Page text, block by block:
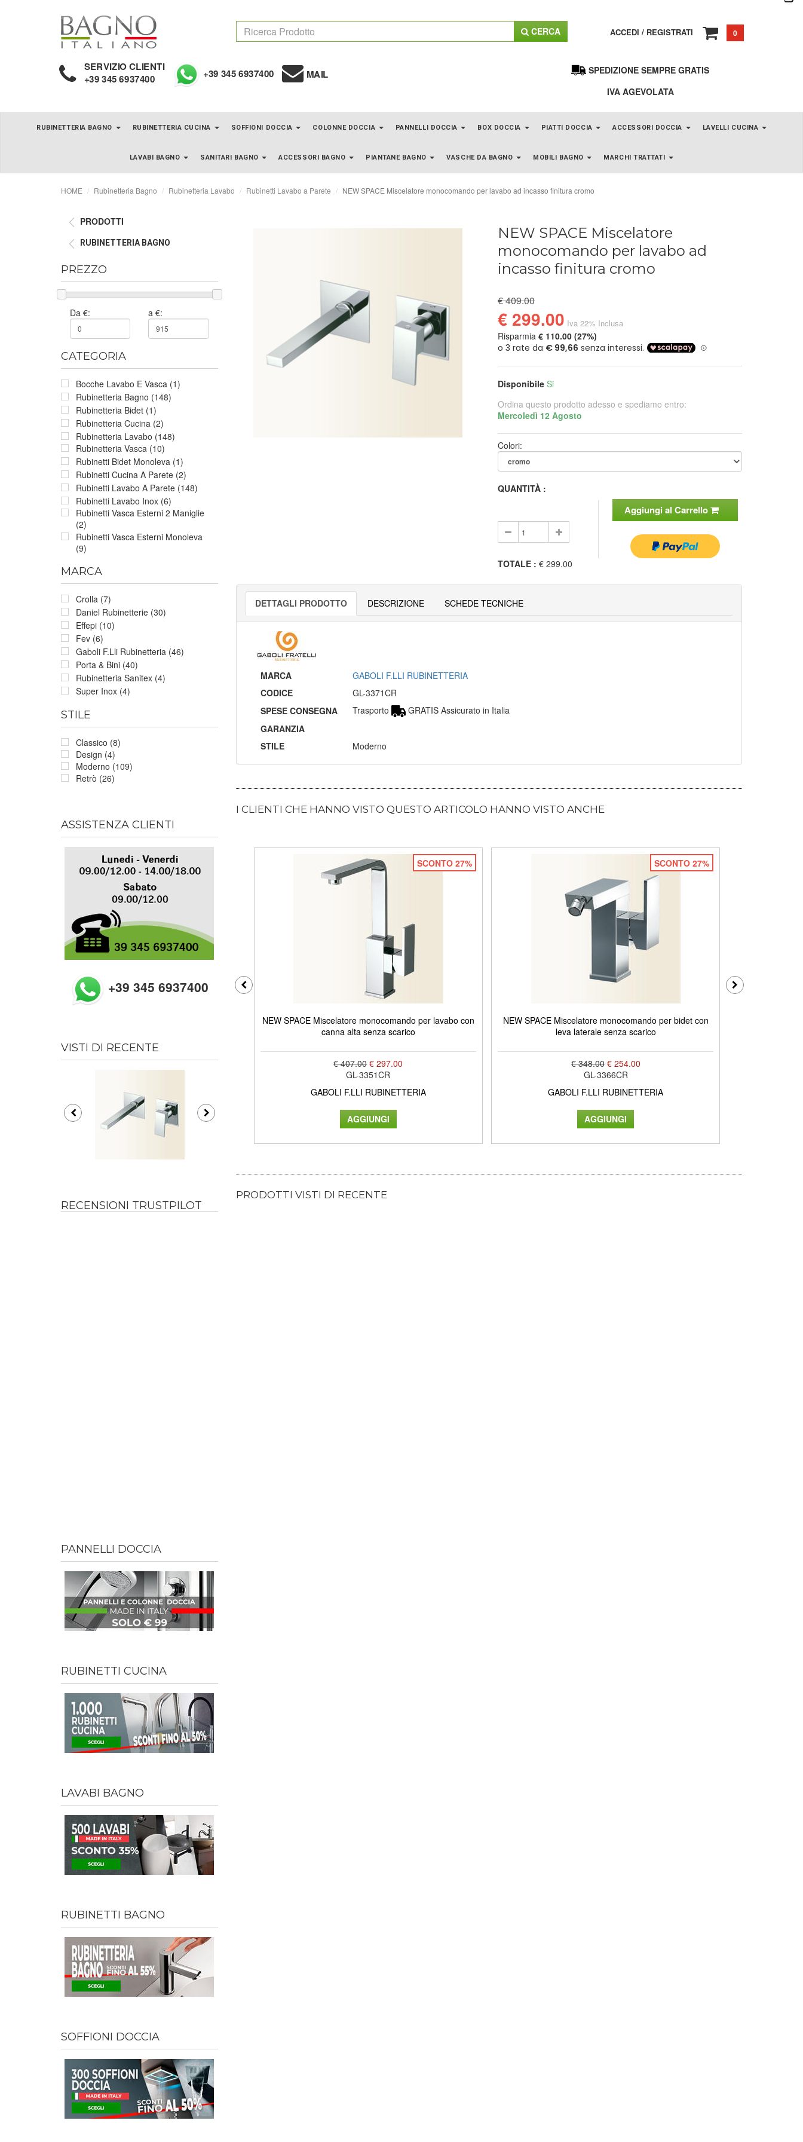
CERCA ACCEDI / REGISTRATI 0
SERVIZIO CLIENTI
+39 345 6937400 +39 345 6937400 MAIL
SPEDIZIONE SEMPRE GRATIS
IVA AGEVOLATA
RUBINETTERIA BAGNO RUBINETTERIA CUCINA SOFFIONI DOCCIA COLONNE DOCCIA PANNELLI DOCCIA BOX DOCCIA PIATTI DOCCIA ACCESSORI DOCCIA LAVELLI CUCINA
LAVABI BAGNO SANITARI BAGNO ACCESSORI BAGNO PIANTANE BAGNO VASCHE DA BAGNO MOBILI BAGNO MARCHI TRATTATI
HOME Rubinetteria Bagno Rubinetteria Lavabo Rubinetti Lavabo a Parete NEW SPACE Miscelatore monocomando per lavabo ad incasso finitura cromo
PRODOTTI
RUBINETTERIA BAGNO
PREZZO
Da €: a €:
CATEGORIA
Bocche Lavabo E Vasca (1)
Rubinetteria Bagno (148)
Rubinetteria Bidet (1)
Rubinetteria Cucina (2)
Rubinetteria Lavabo (148)
Rubinetteria Vasca (10)
Rubinetti Bidet Monoleva (1)
Rubinetti Cucina A Parete (2)
Rubinetti Lavabo A Parete (148)
Rubinetti Lavabo Inox (6)
Rubinetti Vasca Esterni 2 Maniglie
(2)
Rubinetti Vasca Esterni Monoleva
(9)
MARCA
Crolla (7)
Daniel Rubinetterie (30)
Effepi (10)
Fev (6)
Gaboli F.Lli Rubinetteria (46)
Porta & Bini (40)
Rubinetteria Sanitex (4)
Super Inox (4)
STILE
Classico (8)
Design (4)
Moderno (109)
Retrò (26)
ASSISTENZA CLIENTI
+39 345 6937400
VISTI DI RECENTE
RECENSIONI TRUSTPILOT
PANNELLI DOCCIA
RUBINETTI CUCINA
LAVABI BAGNO
RUBINETTI BAGNO
SOFFIONI DOCCIA
NEW SPACE Miscelatore
monocomando per lavabo ad
incasso finitura cromo
€ 409.00
€ 299.00 Iva 22% Inclusa
Risparmia€ 110.00 (27%)
Disponibile Si
Ordina questo prodotto adesso e spediamo entro:
Mercoledì 12 Agosto
Colori:
QUANTITÀ :
Aggiungi al Carrello
TOTALE : € 299.00
DETTAGLI PRODOTTO DESCRIZIONE SCHEDE TECNICHE
MARCA
GABOLI F.LLI RUBINETTERIA
CODICE
GL-3371CR
SPESE CONSEGNA
Trasporto
GRATIS Assicurato in Italia
GARANZIA
STILE
Moderno
I CLIENTI CHE HANNO VISTO QUESTO ARTICOLO HANNO VISTO ANCHE
SCONTO 27%
NEW SPACE Miscelatore monocomando per lavabo con
canna alta senza scarico
€ 407.00 € 297.00
GL-3351CR
GABOLI F.LLI RUBINETTERIA
SCONTO 27%
NEW SPACE Miscelatore monocomando per bidet con
leva laterale senza scarico
€ 348.00 € 254.00
GL-3366CR
GABOLI F.LLI RUBINETTERIA
PRODOTTI VISTI DI RECENTE